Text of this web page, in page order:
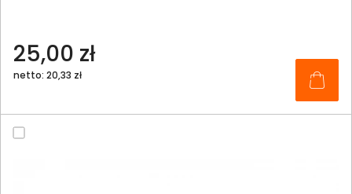
25,00 zł
netto: 20,33 zł